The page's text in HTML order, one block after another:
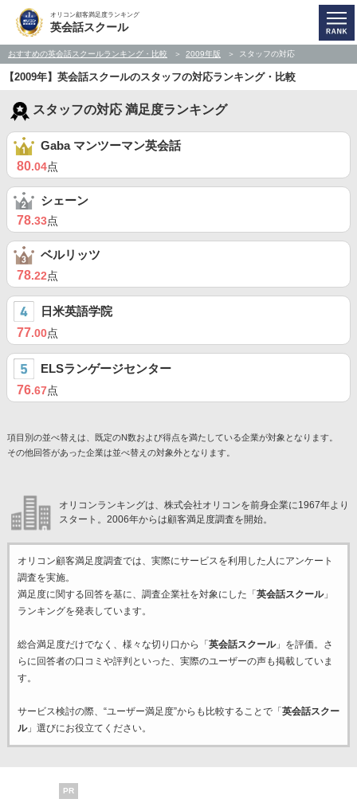
オリコン顧客満足度ランキング
英会話スクール
おすすめの英会話スクールランキング・比較 2009年版 スタッフの対応
【2009年】英会話スクールのスタッフの対応ランキング・比較
スタッフの対応 満足度ランキング
Gaba マンツーマン英会話
80.04点
シェーン
78.33点
ベルリッツ
78.22点
日米英語学院
77.00点
ELSランゲージセンター
76.67点
項目別の並べ替えは、既定のN数および得点を満たしている企業が対象となります。
その他回答があった企業は並べ替えの対象外となります。
オリコンランキングは、株式会社オリコンを前身企業に1967年より
スタート。2006年からは顧客満足度調査を開始。
オリコン顧客満足度調査では、実際にサービスを利用した 人にアンケート
調査を実施。
満足度に関する回答を基に、調査企業社を対象にした「 英会話スクール」
ランキングを発表しています。
総合満足度だけでなく、様々な切り口から「 英会話スクール」を評価。さ
らに回答者の口コミや評判といった、実際のユーザーの声も掲載していま
す。
サービス検討の際、“ユーザー満足度”からも比較することで「 英会話スクー
ル」選びにお役立てください。
PR